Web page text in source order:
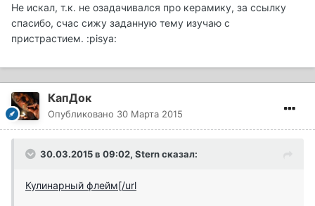
Не искал, т.к. не озадачивался про керамику, за ссылку
спасибо, счас сижу заданную тему изучаю с
пристрастием. :pisya:
КапДок
Опубликовано 30 Марта 2015
30.03.2015 в 09:02, Stern сказал:
Кулинарный флейм[/url